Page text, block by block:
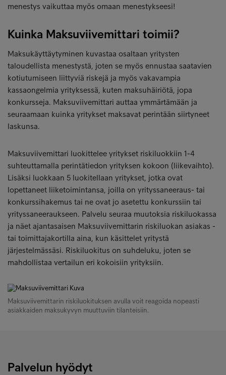
menestys vaikuttaa myös omaan menestykseesi!
Kuinka Maksuviivemittari toimii?
Maksukäyttäytyminen kuvastaa osaltaan yritysten
taloudellista menestystä, joten se myös ennustaa saatavien
kotiutumiseen liittyviä riskejä ja myös vakavampia
kassaongelmia yrityksessä, kuten maksuhäiriötä, jopa
konkursseja. Maksuviivemittari auttaa ymmärtämään ja
seuraamaan kuinka yritykset maksavat perintään siirtyneet
laskunsa.
Maksuviivemittari luokittelee yritykset riskiluokkiin 1-4
suhteuttamalla perintätiedon yrityksen kokoon (liikevaihto).
Lisäksi luokkaan 5 luokitellaan yritykset, jotka ovat
lopettaneet liiketoimintansa, joilla on yrityssaneeraus- tai
konkurssihakemus tai ne ovat jo asetettu konkurssiin tai
yrityssaneeraukseen. Palvelu seuraa muutoksia riskiluokassa
ja näet ajantasaisen Maksuviivemittarin riskiluokan asiakas -
tai toimittajakortilla aina, kun käsittelet yritystä
järjestelmässäsi. Riskiluokitus on suhdeluku, joten se
mahdollistaa vertailun eri kokoisiin yrityksiin.
Maksuviivemittarin riskiluokituksen avulla voit reagoida nopeasti
asiakkaiden maksukyvyn muuttuviin tilanteisiin.
Palvelun hyödyt